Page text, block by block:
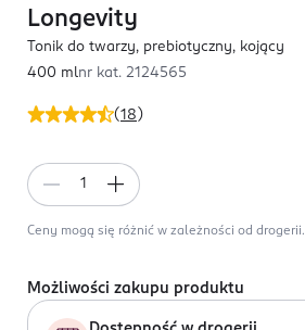
(18 )
Longevity
Tonik do twarzy, prebiotyczny, kojący
400 mlnr kat. 2124565
Ceny mogą się różnić w zależności od drogerii.
Możliwości zakupu produktu